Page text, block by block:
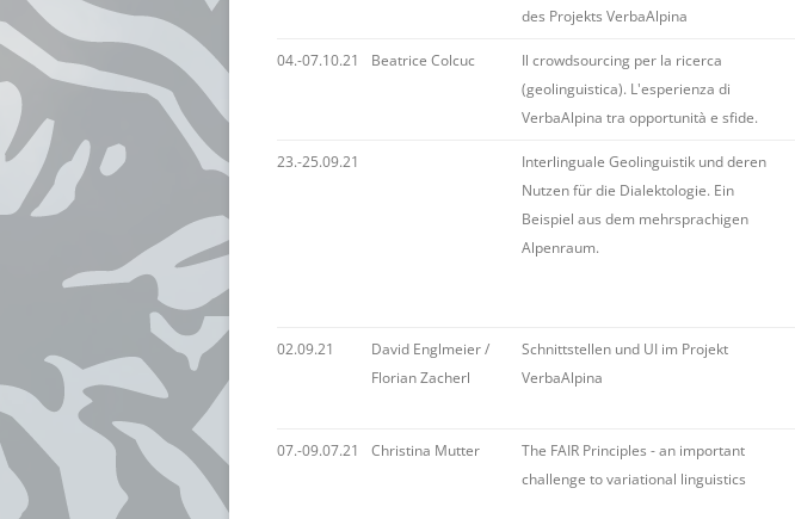
des Projekts VerbaAlpina
04.-07.10.21 Beatrice Colcuc
Il crowdsourcing per la ricerca
(geolinguistica). L'esperienza di
VerbaAlpina tra opportunità e sfide.
23.-25.09.21
Interlinguale Geolinguistik und deren
Nutzen für die Dialektologie. Ein
Beispiel aus dem mehrsprachigen
Alpenraum.
02.09.21
David Englmeier /
Florian Zacherl
Schnittstellen und UI im Projekt
VerbaAlpina
07.-09.07.21 Christina Mutter
The FAIR Principles - an important
challenge to variational linguistics